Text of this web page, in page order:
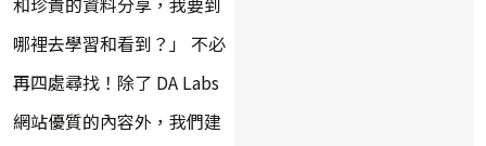
哪裡去學習和看到？」 不必
再四處尋找！除了 DA Labs
網站優質的內容外，我們建